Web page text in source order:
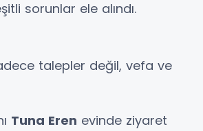
sorunlar ele alındı.
talepler değil, vefa ve
Tuna Eren evinde ziyaret